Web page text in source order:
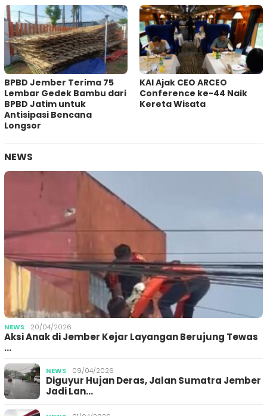
BPBD Jember Terima 75
Lembar Gedek Bambu dari
BPBD Jatim untuk
Antisipasi Bencana
Longsor
KAI Ajak CEO ARCEO
Conference ke-44 Naik
Kereta Wisata
NEWS
NEWS 20/04/2026
Aksi Anak di Jember Kejar Layangan Berujung Tewas
…
NEWS 09/04/2026
Diguyur Hujan Deras, Jalan Sumatra Jember
Jadi Lan…